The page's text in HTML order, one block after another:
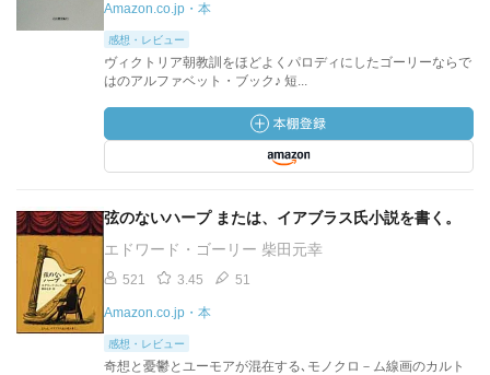
Amazon.co.jp・本
感想・レビュー
ヴィクトリア朝教訓をほどよくパロディにしたゴーリーならで
はのアルファベット・ブック♪ 短...
弦のないハープ または、イアブラス氏小説を書く。
エドワード・ゴーリー 柴田元幸
521 3.45 51
Amazon.co.jp・本
感想・レビュー
奇想と憂鬱とユーモアが混在する､モノクロ－ム線画のカルト